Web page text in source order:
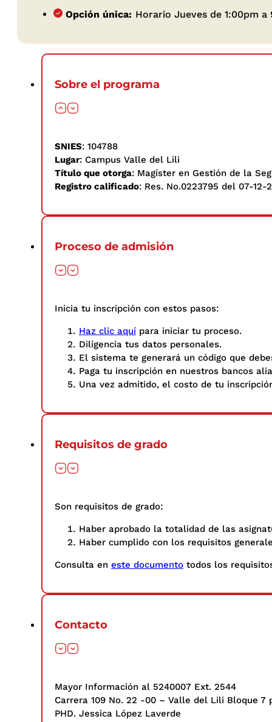
Opción única: Horario Jueves de 1:00pm
Sobre el programa
SNIES: 104788
Lugar: Campus Valle del Lili
Título que otorga: Magíster en Gestión de la
Registro calificado: Res. No.0223795 del 07-12-
Proceso de admisión
Inicia tu inscripción con estos pasos: ​
Haz clic aquí para iniciar tu proceso.
Diligencia tus datos personales.​
El sistema te generará un código que
Paga tu inscripción en nuestros bancos
Una vez admitido, el costo de tu
Requisitos de grado
Son requisitos de grado:
Haber aprobado la totalidad de las
Haber cumplido con los requisitos
Consulta en este documento todos los
Contacto
Mayor Información al 5240007 Ext. 2544
Carrera 109 No. 22 -00 – Valle del Lili Bloque 7
PHD. Jessica López Laverde